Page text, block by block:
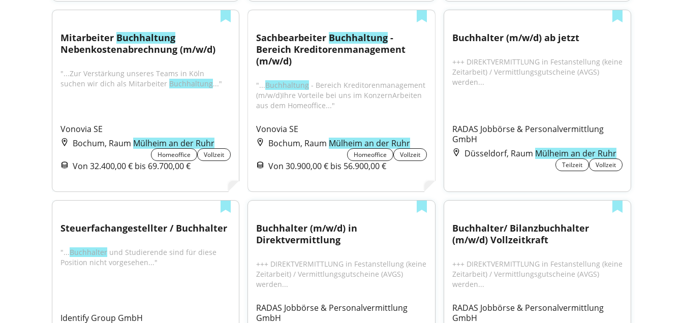
Mitarbeiter Buchhaltung
Nebenkostenabrechnung (m/w/d)
"...Zur Verstärkung unseres Teams in Köln
suchen wir dich als Mitarbeiter Buchhaltung..."
Vonovia SE
Bochum, Raum Mülheim an der Ruhr
Homeoffice Vollzeit
Von 32.400,00 € bis 69.700,00 €
Sachbearbeiter Buchhaltung -
Bereich Kreditorenmanagement
(m/w/d)
"...Buchhaltung - Bereich Kreditorenmanagement
(m/w/d)Ihre Vorteile bei uns im KonzernArbeiten
aus dem Homeoffice..."
Vonovia SE
Bochum, Raum Mülheim an der Ruhr
Homeoffice Vollzeit
Von 30.900,00 € bis 56.900,00 €
Buchhalter (m/w/d) ab jetzt
+++ DIREKTVERMITTLUNG in Festanstellung (keine
Zeitarbeit) / Vermittlungsgutscheine (AVGS)
werden...
RADAS Jobbörse & Personalvermittlung
GmbH
Düsseldorf, Raum Mülheim an der Ruhr
Teilzeit Vollzeit
Steuerfachangestellter / Buchhalter
"...Buchhalter und Studierende sind für diese
Position nicht vorgesehen..."
Identify Group GmbH
Buchhalter (m/w/d) in
Direktvermittlung
+++ DIREKTVERMITTLUNG in Festanstellung (keine
Zeitarbeit) / Vermittlungsgutscheine (AVGS)
werden...
RADAS Jobbörse & Personalvermittlung
GmbH
Buchhalter/ Bilanzbuchhalter
(m/w/d) Vollzeitkraft
+++ DIREKTVERMITTLUNG in Festanstellung (keine
Zeitarbeit) / Vermittlungsgutscheine (AVGS)
werden...
RADAS Jobbörse & Personalvermittlung
GmbH